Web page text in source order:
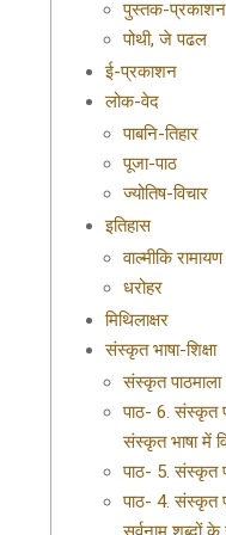
पुस्तक-प्रकाशन
पोथी, जे पढल
ई-प्रकाशन
लोक-वेद
पाबनि-तिहार
पूजा-पाठ
ज्योतिष-विचार
इतिहास
वाल्मीकि रामायण
धरोहर
मिथिलाक्षर
संस्कृत भाषा-शिक्षा
संस्कृत
पाठ- 6. संस्कृत
संस्कृत भाषा में
पाठ- 5. संस्कृत
पाठ- 4. संस्कृत